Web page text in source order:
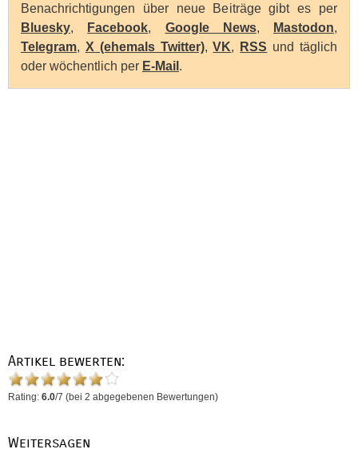
Benachrichtigungen über neue Beiträge gibt es per
Bluesky, Facebook, Google News, Mastodon,
Telegram, X (ehemals Twitter),VK, RSS und täglich
oder wöchentlich per E-Mail .
Artikel bewerten:
Rating: 6.0/7 (bei 2 abgegebenen Bewertungen)
Weitersagen